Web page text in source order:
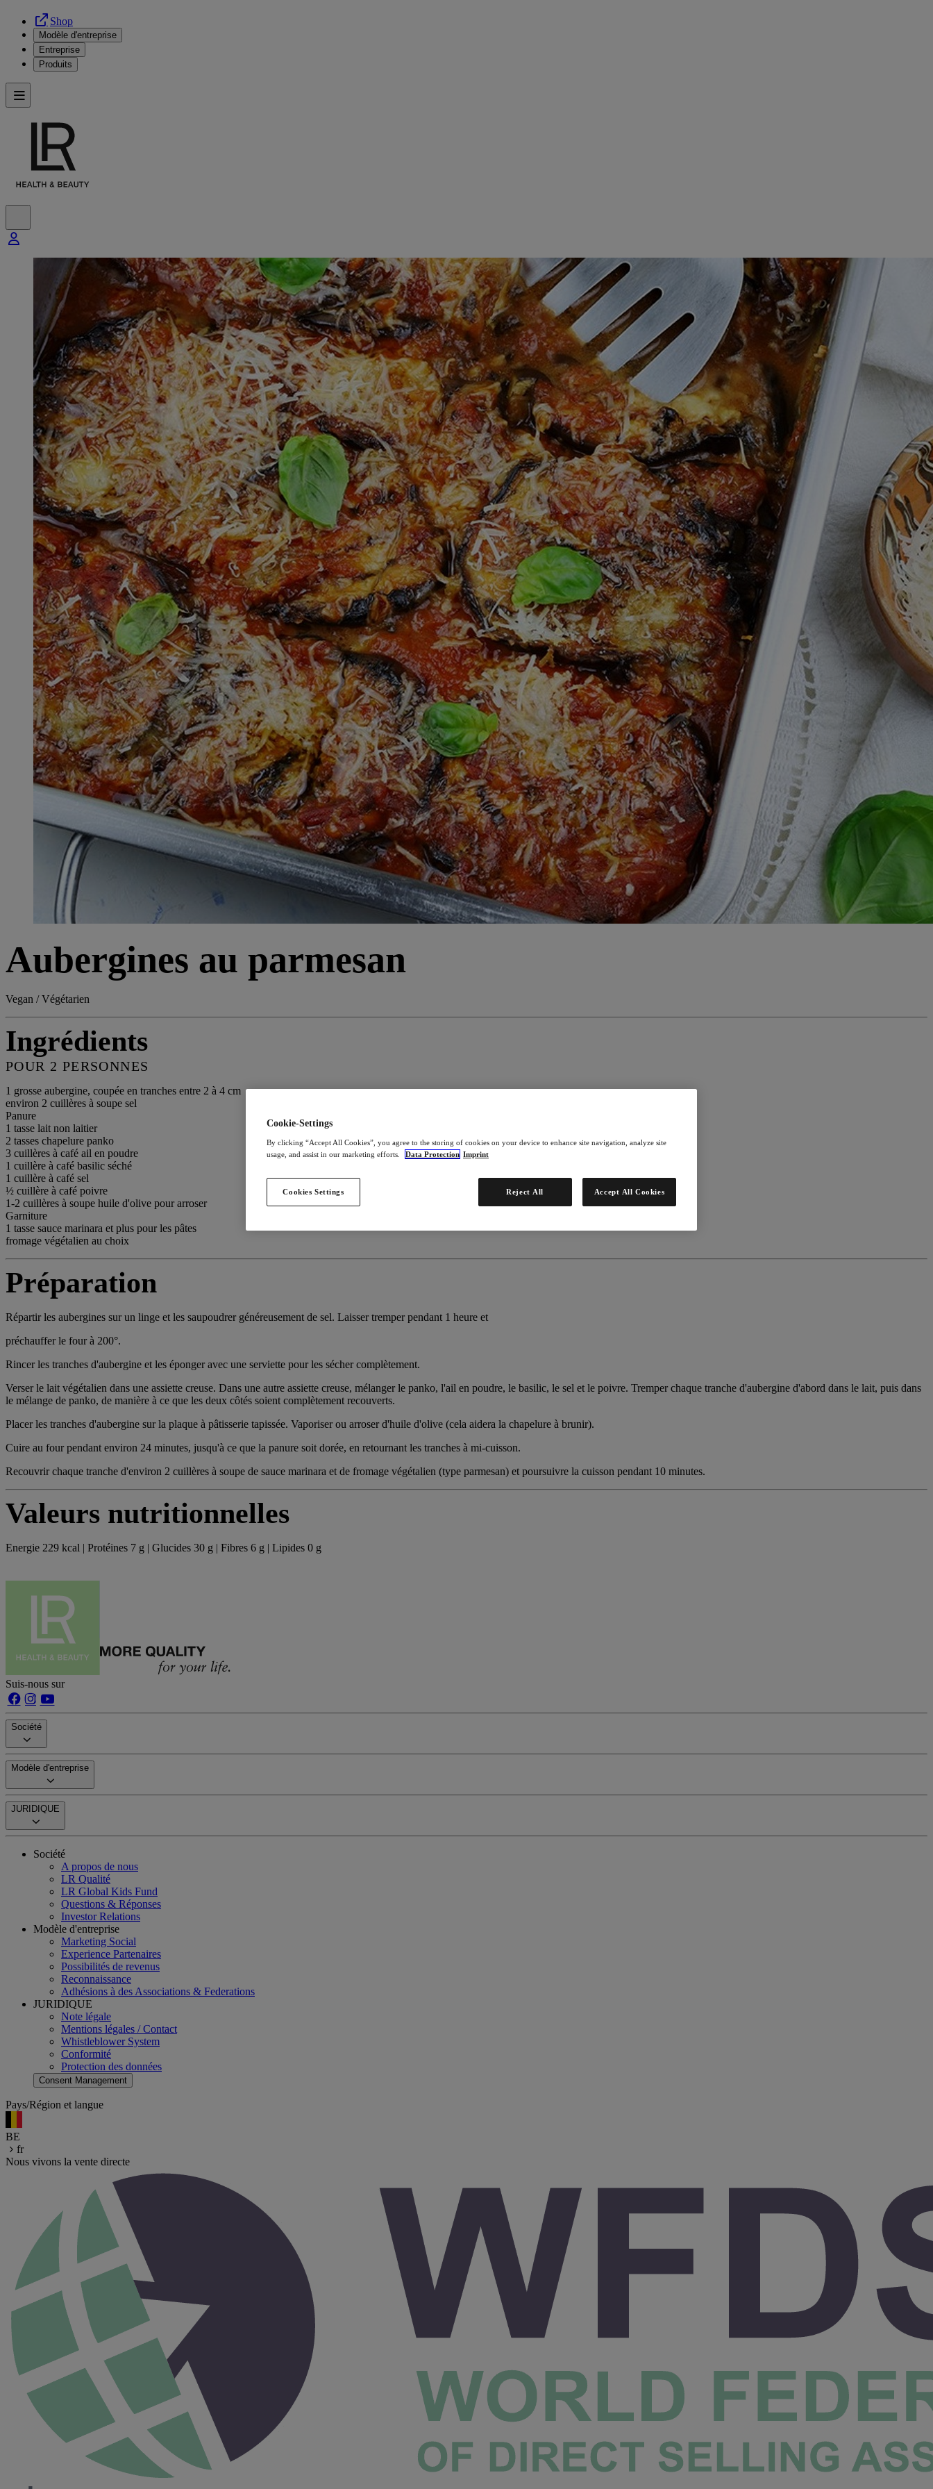
Shop
Modèle d'entreprise
Entreprise
Produits
Aubergines au parmesan
Vegan / Végétarien
Ingrédients
POUR 2 PERSONNES
1 grosse aubergine, coupée en tranches entre 2 à 4 cm
environ 2 cuillères à soupe sel
Panure
1 tasse lait non laitier
2 tasses chapelure panko
3 cuillères à café ail en poudre
1 cuillère à café basilic séché
1 cuillère à café sel
½ cuillère à café poivre
1-2 cuillères à soupe huile d'olive pour arroser
Garniture
1 tasse sauce marinara et plus pour les pâtes
fromage végétalien au choix
Préparation
Répartir les aubergines sur un linge et les saupoudrer généreusement de sel. Laisser tremper pendant 1 heure et
préchauffer le four à 200°.
Rincer les tranches d'aubergine et les éponger avec une serviette pour les sécher complètement.
Verser le lait végétalien dans une assiette creuse. Dans une autre assiette creuse, mélanger le panko, l'ail en poudre, le basilic, le sel et le poivre. Tremper chaque tranche d'aubergine d'abord dans le lait, puis dans
le mélange de panko, de manière à ce que les deux côtés soient complètement recouverts.
Placer les tranches d'aubergine sur la plaque à pâtisserie tapissée. Vaporiser ou arroser d'huile d'olive (cela aidera la chapelure à brunir).
Cuire au four pendant environ 24 minutes, jusqu'à ce que la panure soit dorée, en retournant les tranches à mi-cuisson.
Recouvrir chaque tranche d'environ 2 cuillères à soupe de sauce marinara et de fromage végétalien (type parmesan) et poursuivre la cuisson pendant 10 minutes.
Valeurs nutritionnelles
Energie 229 kcal | Protéines 7 g | Glucides 30 g | Fibres 6 g | Lipides 0 g
Suis-nous sur
Société
Modèle d'entreprise
JURIDIQUE
Société
A propos de nous
LR Qualité
LR Global Kids Fund
Questions & Réponses
Investor Relations
Modèle d'entreprise
Marketing Social
Experience Partenaires
Possibilités de revenus
Reconnaissance
Adhésions à des Associations & Federations
JURIDIQUE
Note légale
Mentions légales / Contact
Whistleblower System
Conformité
Protection des données
Consent Management
Pays/Région et langue
BE
fr
Nous vivons la vente directe
Cookie-Settings
By clicking “Accept All Cookies”, you agree to the storing of cookies on your device to enhance site navigation, analyze site
usage, and assist in our marketing efforts.
Data Protection Imprint
Cookies Settings Reject All Accept All Cookies